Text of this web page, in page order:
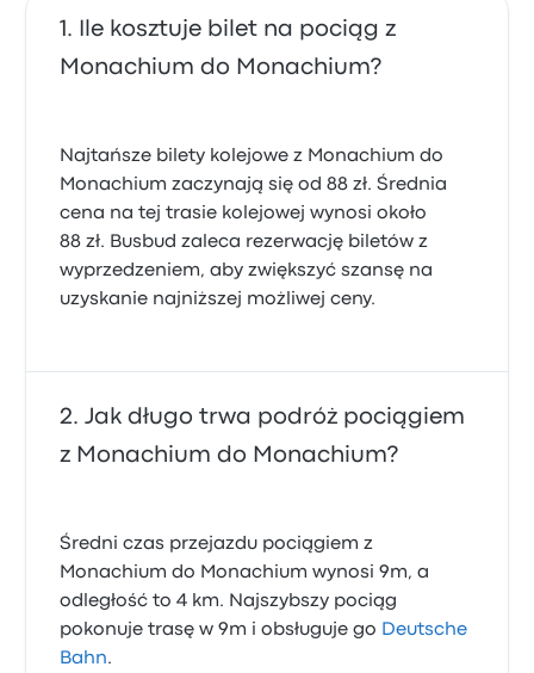
Ile kosztuje bilet na pociąg z
Monachium do Monachium?
Najtańsze bilety kolejowe z Monachium do
Monachium zaczynają się od 88 zł. Średnia
cena na tej trasie kolejowej wynosi około
88 zł. Busbud zaleca rezerwację biletów z
wyprzedzeniem, aby zwiększyć szansę na
uzyskanie najniższej możliwej ceny.
Jak długo trwa podróż pociągiem
z Monachium do Monachium?
Średni czas przejazdu pociągiem z
Monachium do Monachium wynosi 9m, a
odległość to 4 km. Najszybszy pociąg
pokonuje trasę w 9m i obsługuje go Deutsche
Bahn.